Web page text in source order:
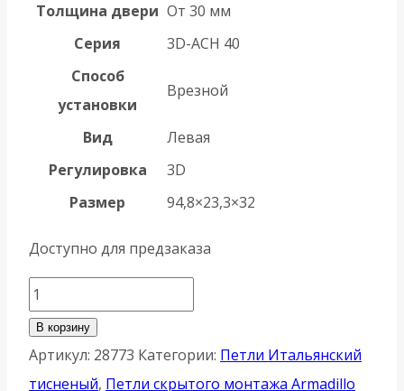
Толщина двери От 30 мм
Серия
3D-ACH 40
Способ
установки
Врезной
Вид
Левая
Регулировка
3D
Размер
94,8×23,3×32
Доступно для предзаказа
Количество
товара
Петля
Armadillo
В корзину
Артикул: 28773 Категории: Петли Итальянский
тисненый, Петли скрытого монтажа Armadillo